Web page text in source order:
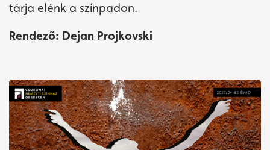
tárja elénk a színpadon.
Rendező: Dejan Projkovski